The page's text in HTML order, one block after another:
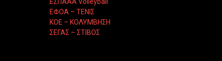
ΕΦΟΑ – ΤΕΝΙΣ
ΚΟΕ – ΚΟΛΥΜΒΗΣΗ
ΣΕΓΑΣ – ΣΤΙΒΟΣ